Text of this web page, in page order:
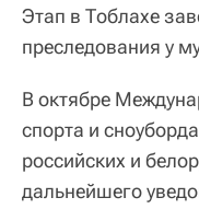
Этап в Тоблахе
преследования у
В октябре
спорта и
российских и
дальнейшего